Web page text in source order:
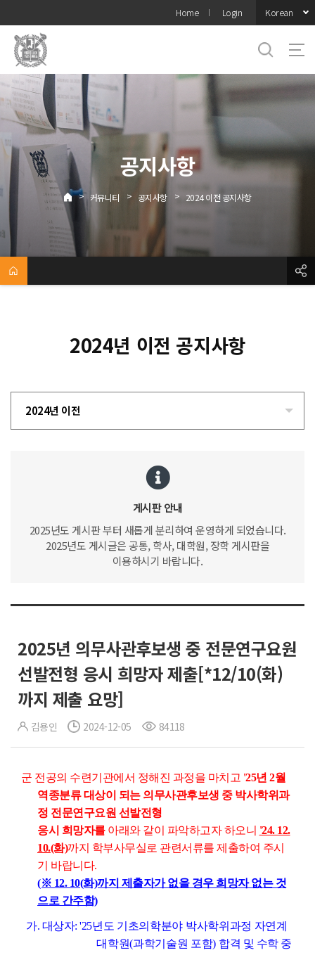
메뉴
Home Login Korean
공지사항
> 커뮤니티 > 공지사항 > 2024 이전 공지사항
2024년 이전 공지사항
2024년 이전
게시판 안내
2025년도 게시판 부터 새롭게 분리하여 운영하게 되었습니다.
2025년도 게시글은 공통, 학사, 대학원, 장학 게시판을
이용하시기 바랍니다.
2025년 의무사관후보생 중 전문연구요원
선발전형 응시 희망자 제출[*12/10(화)
까지 제출 요망]
김용인 2024-12-05 84118
군 전공의 수련기관에서 정해진 과정을 마치고 '25년 2월
역종분류 대상이 되는 의무사관후보생 중 박사학위과
정 전문연구요원 선발전형
응시 희망자를 아래와 같이 파악하고자 하오니 '24. 12.
10.(화)까지 학부사무실로 관련서류를 제출하여 주시
기 바랍니다.
(※ 12. 10(화)까지 제출자가 없을 경우 희망자 없는 것
으로 간주함)
가. 대상자: '25년도 기초의학분야 박사학위과정 자연계
대학원(과학기술원 포함) 합격 및 수학 중